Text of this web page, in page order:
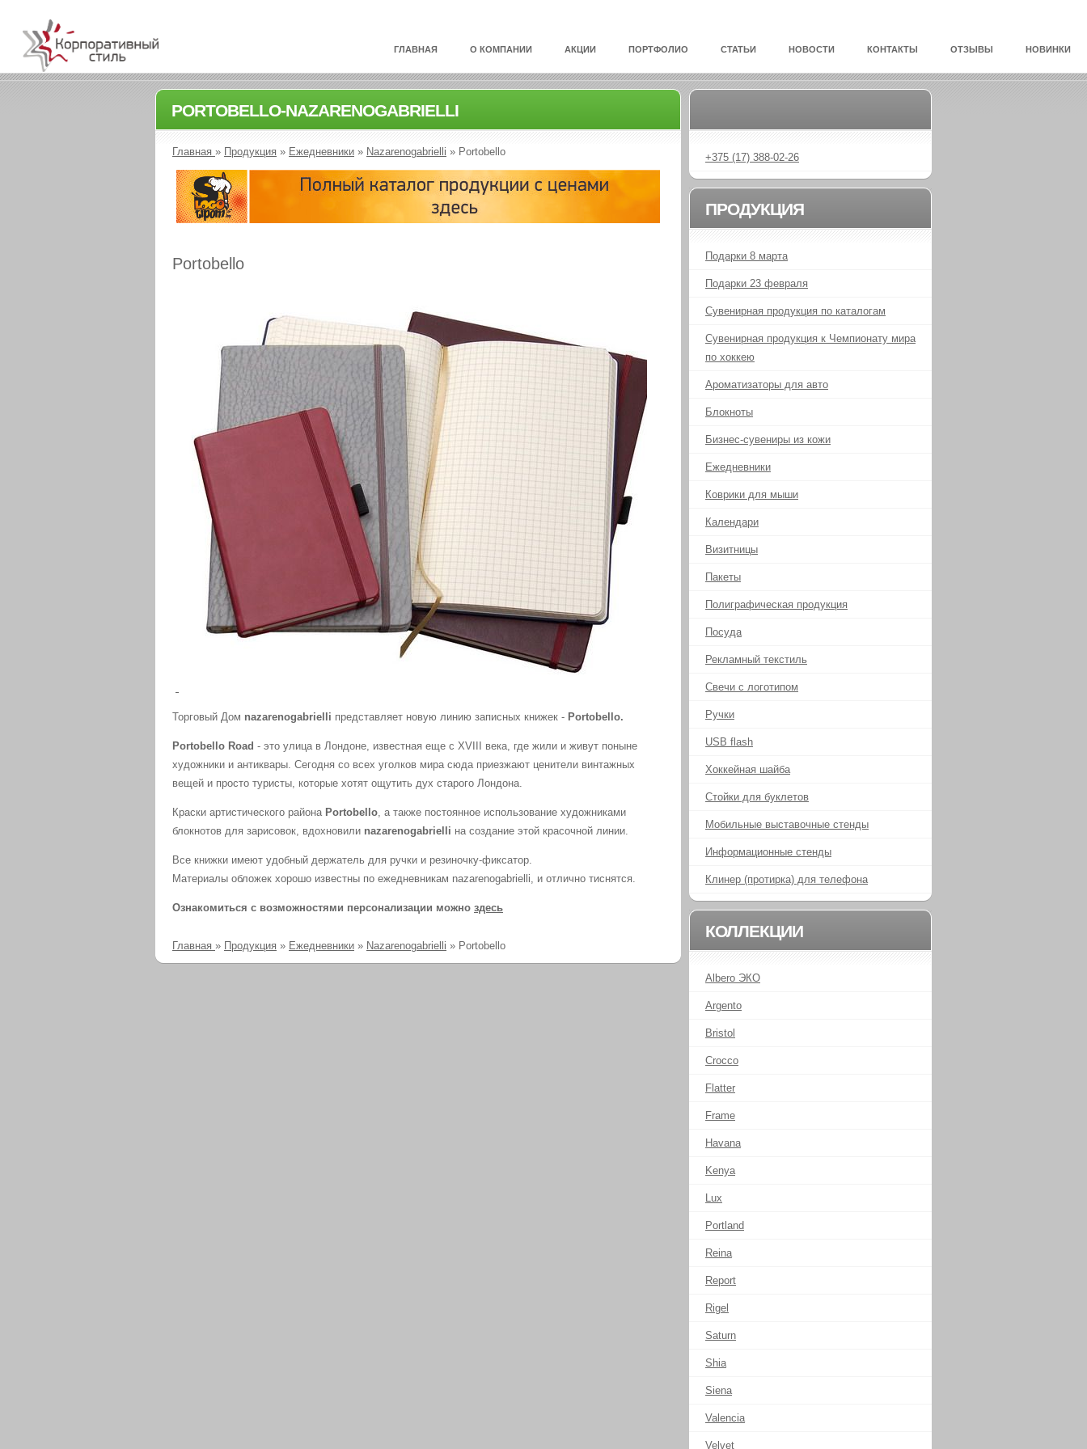
ГЛАВНАЯ О КОМПАНИИ АКЦИИ ПОРТФОЛИО СТАТЬИ НОВОСТИ КОНТАКТЫ ОТЗЫВЫ НОВИНКИ
PORTOBELLO-NAZARENOGABRIELLI
Главная » Продукция » Ежедневники » Nazarenogabrielli » Portobello
Portobello
Торговый Дом nazarenogabrielli представляет новую линию записных книжек - Portobello.
Portobello Road - это улица в Лондоне, известная еще с XVIII века, где жили и живут поныне
художники и антиквары. Сегодня со всех уголков мира сюда приезжают ценители винтажных
вещей и просто туристы, которые хотят ощутить дух старого Лондона.
Краски артистического района Portobello, а также постоянное использование художниками
блокнотов для зарисовок, вдохновили nazarenogabrielli на создание этой красочной линии.
Все книжки имеют удобный держатель для ручки и резиночку-фиксатор.
Материалы обложек хорошо известны по ежедневникам nazarenogabrielli, и отлично тиснятся.
Ознакомиться с возможностями персонализации можно здесь
Главная » Продукция » Ежедневники » Nazarenogabrielli » Portobello
+375 (17) 388-02-26
ПРОДУКЦИЯ
Подарки 8 марта
Подарки 23 февраля
Сувенирная продукция по каталогам
Сувенирная продукция к Чемпионату мира
по хоккею
Ароматизаторы для авто
Блокноты
Бизнес-сувениры из кожи
Ежедневники
Коврики для мыши
Календари
Визитницы
Пакеты
Полиграфическая продукция
Посуда
Рекламный текстиль
Свечи с логотипом
Ручки
USB flash
Хоккейная шайба
Стойки для буклетов
Мобильные выставочные стенды
Информационные стенды
Клинер (протирка) для телефона
КОЛЛЕКЦИИ
Albero ЭКО
Argento
Bristol
Crocco
Flatter
Frame
Havana
Kenya
Lux
Portland
Reina
Report
Rigel
Saturn
Shia
Siena
Valencia
Velvet